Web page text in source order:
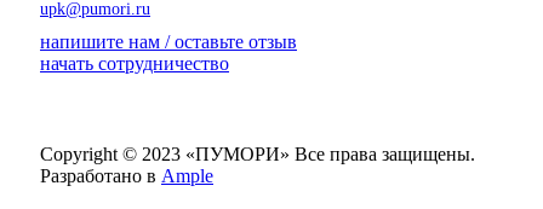
upk@pumori.ru
напишите нам / оставьте отзыв
начать сотрудничество
Copyright © 2023 «ПУМОРИ» Все права защищены.
Разработано в Ample